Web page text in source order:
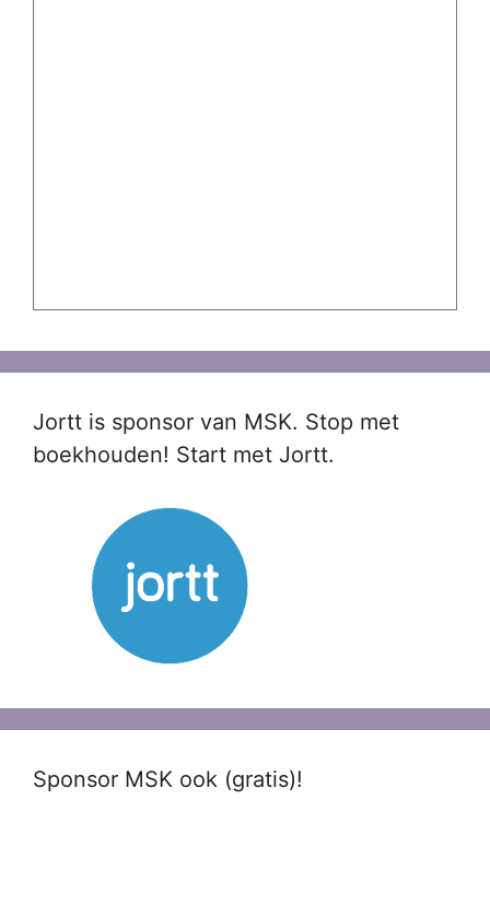
Jortt is sponsor van MSK. Stop met
boekhouden! Start met Jortt.
Sponsor MSK ook (gratis)!